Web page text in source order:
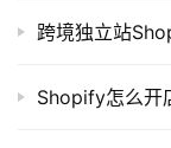
跨境独立站
Shopify怎么开